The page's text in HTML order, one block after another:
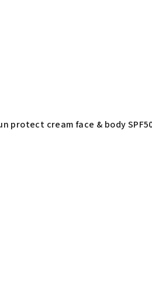
protect cream face & body